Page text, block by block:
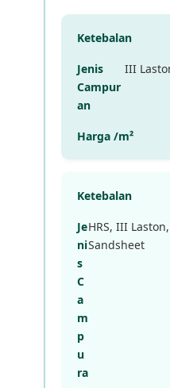
III
HRS, III
Sandsheet